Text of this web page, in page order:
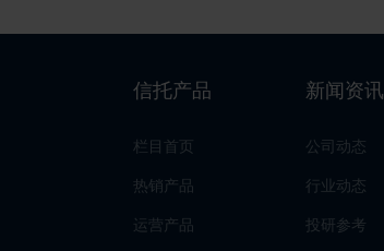
信托产品
栏目首页
热销产品
运营产品
新闻资讯
公司动态
行业动态
投研参考